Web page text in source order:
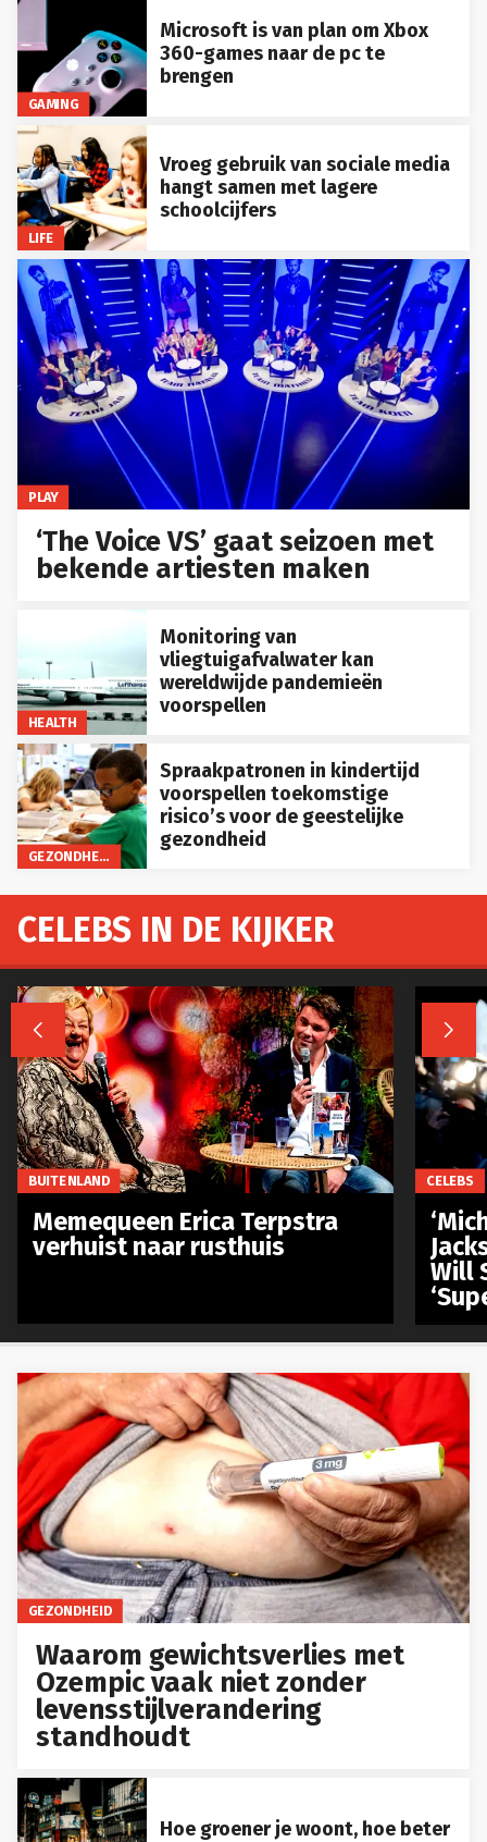
GAMING
Microsoft is van plan om Xbox
360-games naar de pc te
brengen
LIFE
Vroeg gebruik van sociale media
hangt samen met lagere
schoolcijfers
PLAY
‘The Voice VS’ gaat seizoen met
bekende artiesten maken
HEALTH
Monitoring van
vliegtuigafvalwater kan
wereldwijde pandemieën
voorspellen
GEZONDHEID
Spraakpatronen in kindertijd
voorspellen toekomstige
risico’s voor de geestelijke
gezondheid
GEZONDHEID
Waarom gewichtsverlies met
Ozempic vaak niet zonder
levensstijlverandering
standhoudt
Hoe groener je woont, hoe beter
CELEBS IN DE KIJKER
 
BUITENLAND
Memequeen Erica Terpstra
verhuist naar rusthuis
CELEBS
Will